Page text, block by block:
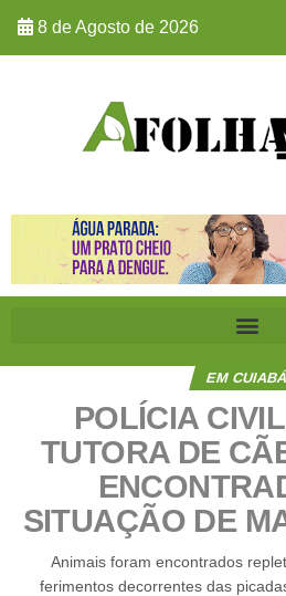
8 de Agosto de 2026
EM CUIABÁ
POLÍCIA
TUTORA DE
SITUAÇÃO DE
Animais foram encontrados
ferimentos decorrentes das